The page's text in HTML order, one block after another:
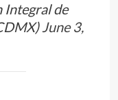
Integral de
June 3,